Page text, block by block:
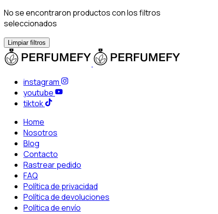
No se encontraron productos con los filtros
seleccionados
Limpiar filtros
instagram
youtube
tiktok
Home
Nosotros
Blog
Contacto
Rastrear pedido
FAQ
Política de privacidad
Política de devoluciones
Política de envío